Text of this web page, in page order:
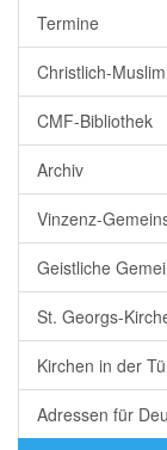
Termine
Christlich-
CMF-Bibliothek
Archiv
Vinzenz-
Geistliche
St. Georgs-
Kirchen in der
Adressen für